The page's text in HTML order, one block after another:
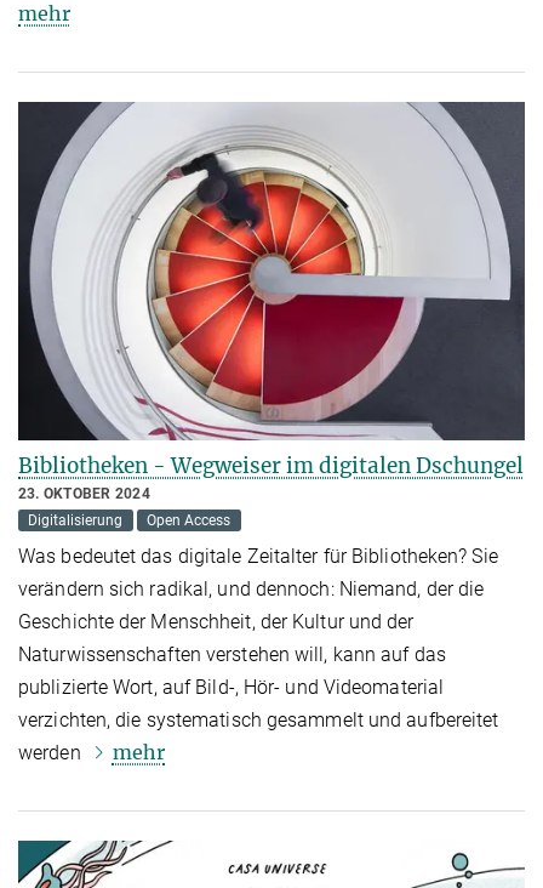
mehr
Bibliotheken - Wegweiser im digitalen Dschungel
23. OKTOBER 2024
Digitalisierung
Open Access
Was bedeutet das digitale Zeitalter für Bibliotheken? Sie
verändern sich radikal, und dennoch: Niemand, der die
Geschichte der Menschheit, der Kultur und der
Naturwissenschaften verstehen will, kann auf das
publizierte Wort, auf Bild-, Hör- und Videomaterial
verzichten, die systematisch gesammelt und aufbereitet
werden
mehr